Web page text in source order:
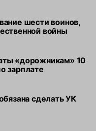
шести воинов,
войны
«дорожникам» 10
зарплате
сделать УК